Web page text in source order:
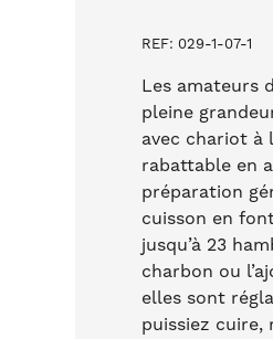
REF: 029-1-07-1
Les amateurs
pleine
avec chariot
rabattable en
préparation
cuisson en
jusqu’à 23
charbon ou
elles sont
puissiez